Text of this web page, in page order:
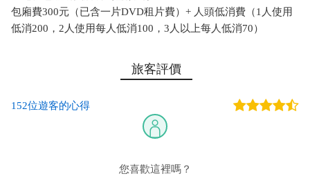
包廂費300元（已含一片DVD租片費）+ 人頭低消費（1人使用
低消200，2人使用每人低消100，3人以上每人低消70）
旅客評價
152位遊客的心得
您喜歡這裡嗎？